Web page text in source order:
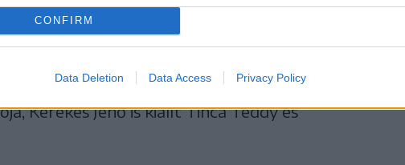
CONFIRM
Data Deletion Data Access Privacy Policy
köztük elsőként az Orfeum
Párbeszéd színpada és a Sepsi Value
Kerekes Jenő is kiállt Tinca Teddy és